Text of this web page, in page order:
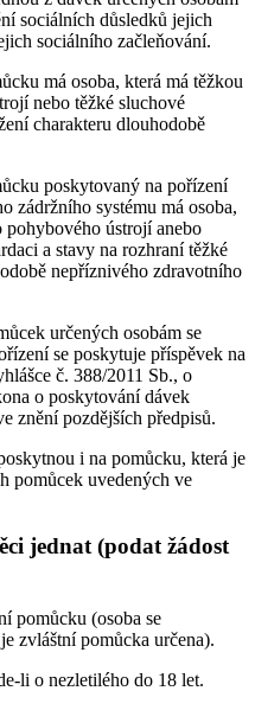
sociálních důsledků jejich
sociálního začleňování.
má osoba, která má těžkou
nebo těžké sluchové
charakteru dlouhodobě
poskytovaný na pořízení
zádržního systému má osoba,
pohybového ústrojí anebo
a stavy na rozhraní těžké
nepříznivého zdravotního
určených osobám se
se poskytuje příspěvek na
č. 388/2011 Sb., o
o poskytování dávek
znění pozdějších předpisů.
i na pomůcku, která je
pomůcek uvedených ve
jednat (podat žádost
pomůcku (osoba se
zvláštní pomůcka určena).
li o nezletilého do 18 let.